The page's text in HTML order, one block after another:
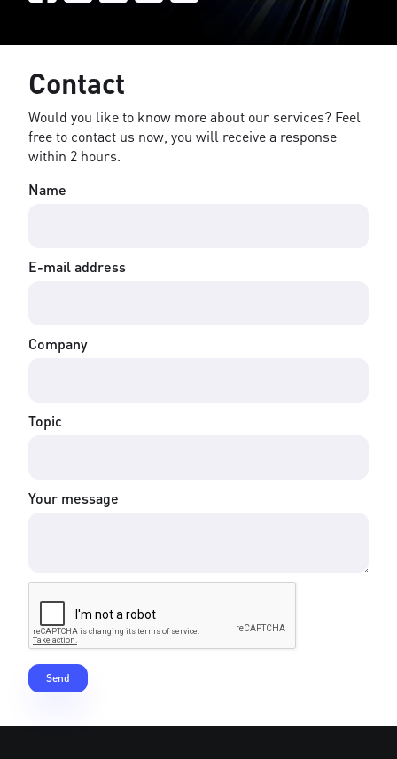
Contact
Would you like to know more about our services? Feel
free to contact us now, you will receive a response
within 2 hours.
Name
E-mail address
Company
Topic
Your message